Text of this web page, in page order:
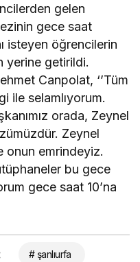
gelen
gece saat
isteyen öğrencilerin
yerine getirildi.
Canpolat, ‘’Tüm
ile selamlıyorum.
orada, Zeynel
Zeynel
onun emrindeyiz.
bu gece
gece saat 10’na
# şanlıurfa